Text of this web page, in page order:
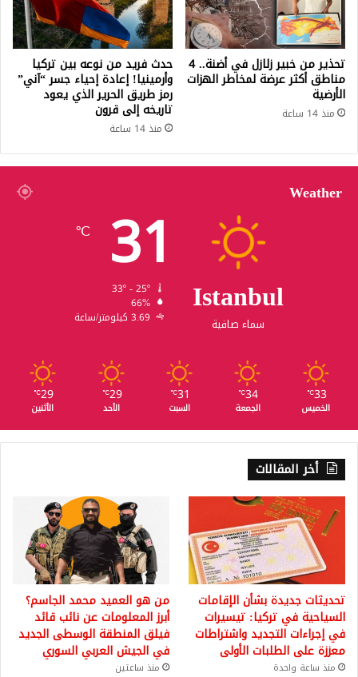
تحذير من خبير زلازل في أضنة.. 4
مناطق أكثر عرضة لمخاطر الهزات
الأرضية
منذ 14 ساعة
حدث فريد من نوعه بين تركيا
وأرمينيا! إعادة إحياء جسر “آني”
رمز طريق الحرير الذي يعود
تاريخه إلى قرون
منذ 14 ساعة
Weather
Istanbul
سماء صافية
31
℃
66%
3.69 كيلومتر/ساعة
33
℃
الخميس
34
℃
الجمعة
31
℃
السبت
29
℃
الأحد
29
℃
الأثنين
أخر المقالات
تحديثات جديدة بشأن الإقامات
السياحية في تركيا: تيسيرات
في إجراءات التجديد واشتراطات
معززة على الطلبات الأولى
منذ ساعة واحدة
من هو العميد محمد الجاسم؟
أبرز المعلومات عن نائب قائد
فيلق المنطقة الوسطى الجديد
في الجيش العربي السوري
منذ ساعتين